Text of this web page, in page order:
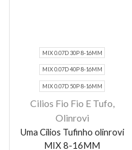
MIX 0.07D 30P 8-16MM
MIX 0.07D 40P 8-16MM
MIX 0.07D 50P 8-16MM
Cilios Fio Fio E Tufo
Olinrovi
Uma Cilios Tufinho olinrovi
MIX 8-16MM
Este
produto